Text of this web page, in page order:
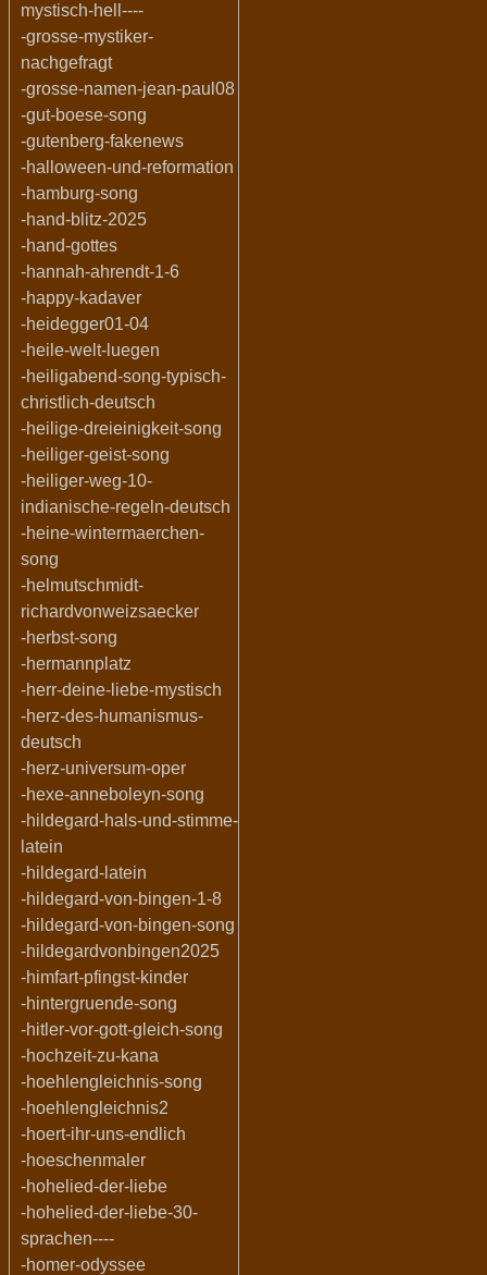
mystisch-hell----
-grosse-mystiker-
nachgefragt
-grosse-namen-jean-paul08
-gut-boese-song
-gutenberg-fakenews
-halloween-und-reformation
-hamburg-song
-hand-blitz-2025
-hand-gottes
-hannah-ahrendt-1-6
-happy-kadaver
-heidegger01-04
-heile-welt-luegen
-heiligabend-song-typisch-
christlich-deutsch
-heilige-dreieinigkeit-song
-heiliger-geist-song
-heiliger-weg-10-
indianische-regeln-deutsch
-heine-wintermaerchen-
song
-helmutschmidt-
richardvonweizsaecker
-herbst-song
-hermannplatz
-herr-deine-liebe-mystisch
-herz-des-humanismus-
deutsch
-herz-universum-oper
-hexe-anneboleyn-song
-hildegard-hals-und-stimme-
latein
-hildegard-latein
-hildegard-von-bingen-1-8
-hildegard-von-bingen-song
-hildegardvonbingen2025
-himfart-pfingst-kinder
-hintergruende-song
-hitler-vor-gott-gleich-song
-hochzeit-zu-kana
-hoehlengleichnis-song
-hoehlengleichnis2
-hoert-ihr-uns-endlich
-hoeschenmaler
-hohelied-der-liebe
-hohelied-der-liebe-30-
sprachen----
-homer-odyssee